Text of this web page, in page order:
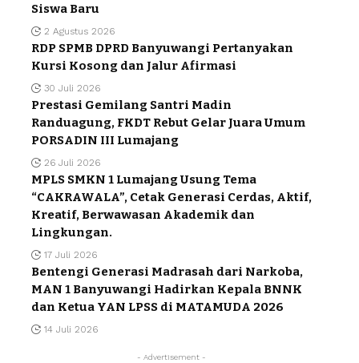
Siswa Baru
2 Agustus 2026
RDP SPMB DPRD Banyuwangi Pertanyakan
Kursi Kosong dan Jalur Afirmasi
30 Juli 2026
Prestasi Gemilang Santri Madin
Randuagung, FKDT Rebut Gelar Juara Umum
PORSADIN III Lumajang
26 Juli 2026
MPLS SMKN 1 Lumajang Usung Tema
“CAKRAWALA”, Cetak Generasi Cerdas, Aktif,
Kreatif, Berwawasan Akademik dan
Lingkungan.
17 Juli 2026
Bentengi Generasi Madrasah dari Narkoba,
MAN 1 Banyuwangi Hadirkan Kepala BNNK
dan Ketua YAN LPSS di MATAMUDA 2026
14 Juli 2026
- Advertisement -